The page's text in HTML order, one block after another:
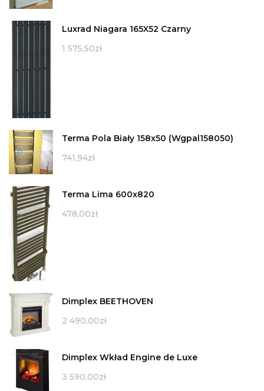
Luxrad Niagara 165X52 Czarny
1 575,50zł
Terma Pola Biały 158x50 (Wgpal158050)
741,94zł
Terma Lima 600x820
478,00zł
Dimplex BEETHOVEN
2 490,00zł
Dimplex Wkład Engine de Luxe
3 590,00zł